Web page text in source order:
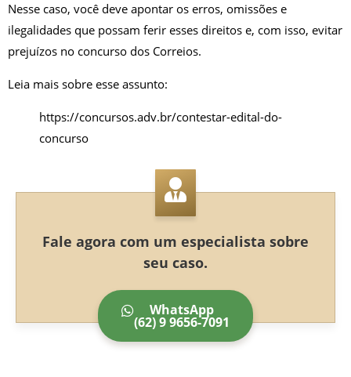
Nesse caso, você deve apontar os erros, omissões e
ilegalidades que possam ferir esses direitos e, com isso, evitar
prejuízos no concurso dos Correios.
Leia mais sobre esse assunto:
https://concursos.adv.br/contestar-edital-do-
concurso
Fale agora com um especialista sobre
seu caso.
WhatsApp
(62) 9 9656-7091